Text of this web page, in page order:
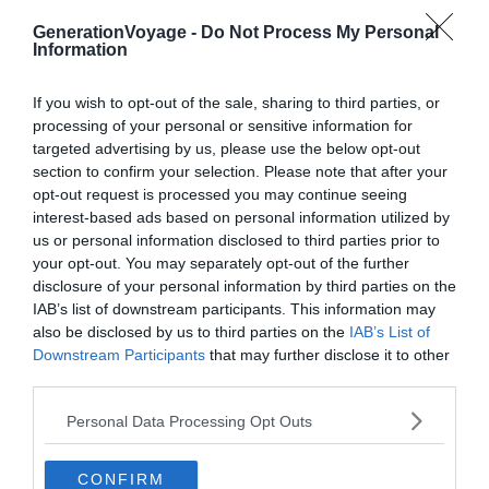
GenerationVoyage - Do Not Process My Personal
Information
If you wish to opt-out of the sale, sharing to third parties, or
processing of your personal or sensitive information for
targeted advertising by us, please use the below opt-out
section to confirm your selection. Please note that after your
opt-out request is processed you may continue seeing
interest-based ads based on personal information utilized by
us or personal information disclosed to third parties prior to
your opt-out. You may separately opt-out of the further
disclosure of your personal information by third parties on the
IAB’s list of downstream participants. This information may
also be disclosed by us to third parties on the IAB’s List of
Downstream Participants that may further disclose it to other
Personal Data Processing Opt Outs
CONFIRM
Crédit photo :Abracadaroom
Pourquoi y aller ?
? Vivre dans le monde imaginaire de J.R.R Tolkien